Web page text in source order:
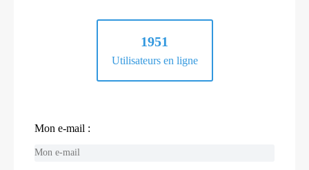
1951
Utilisateurs en ligne
Mon e-mail :